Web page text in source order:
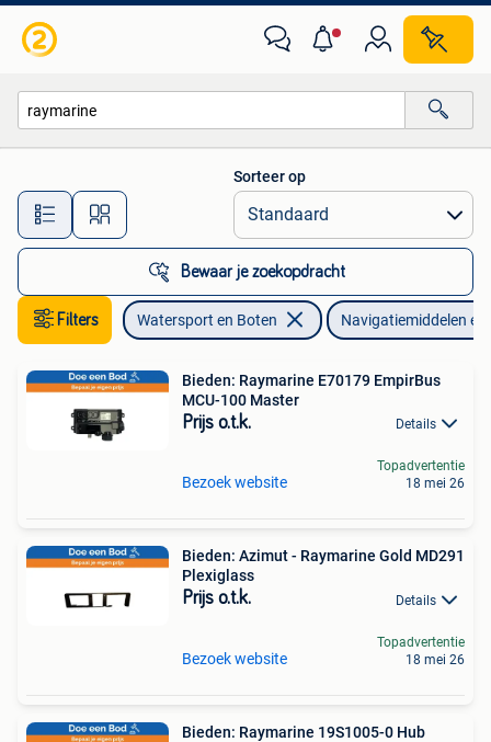
Alle afstanden…
Sorteer op
Bewaar je zoekopdracht
Filters Watersport en Boten Navigatiemiddelen
Bieden: Raymarine E70179 EmpirBus
MCU-100 Master
Prijs o.t.k. Details
Bezoek website
Topadvertentie
18 mei 26
Bieden: Azimut - Raymarine Gold MD291
Plexiglass
Prijs o.t.k. Details
Bezoek website
Topadvertentie
18 mei 26
Bieden: Raymarine 19S1005-0 Hub